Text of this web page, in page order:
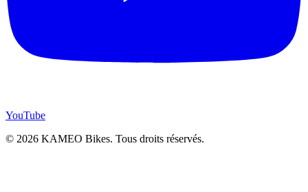
YouTube
© 2026 KAMEO Bikes. Tous droits réservés.